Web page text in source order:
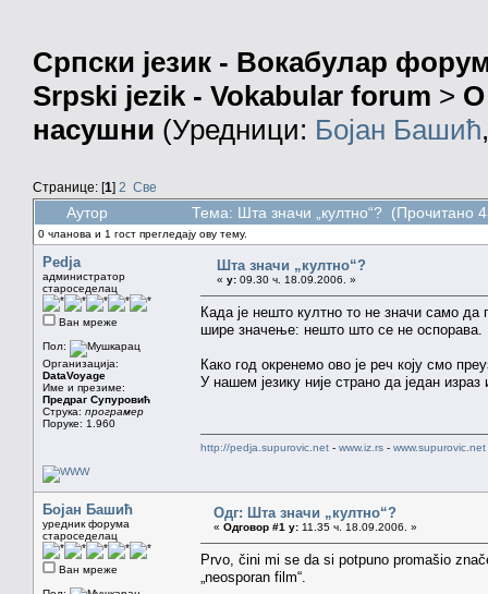
Српски језик - Вокабулар
Srpski jezik - Vokabular forum > О
насушни (Уредници: Бојан Башић
Странице: [1] 2 Све
Аутор Тема: Шта значи „култно“? (Прочитано
0 чланова и 1 гост прегледају ову тему.
Pedja
администратор
староседелац
Ван мреже
Пол:
Организација:
DataVoyage
Име и презиме:
Предраг Супуровић
Струка: програмер
Поруке: 1.960
Шта значи „култно“?
« у: 09.30 ч. 18.09.2006. »
Када је нешто култно то не значи само да
шире значење: нешто што се не оспорава.
Како год окренемо ово је реч коју смо
У нашем језику није страно да један
http://pedja.supurovic.net - www.iz.rs - www.supurovic.net
Бојан Башић
уредник форума
староседелац
Ван мреже
Одг: Шта значи „култно“?
« Одговор #1 у: 11.35 ч. 18.09.2006. »
Prvo, čini mi se da si potpuno promašio
„neosporan film“.